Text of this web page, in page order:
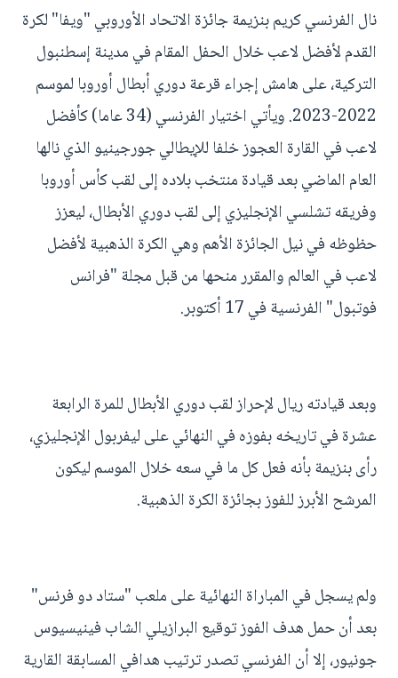
نال الفرنسي كريم بنزيمة جائزة الاتحاد الأوروبي "ويفا" لكرة
القدم لأفضل لاعب خلال الحفل المقام في مدينة إسطنبول
التركية، على هامش إجراء قرعة دوري أبطال أوروبا لموسم
2022-2023. ويأتي اختيار الفرنسي (34 عاما) كأفضل
لاعب في القارة العجوز خلفا للإيطالي جورجينيو الذي نالها
العام الماضي بعد قيادة منتخب بلاده إلى لقب كأس أوروبا
وفريقه تشلسي الإنجليزي إلى لقب دوري الأبطال، ليعزز
حظوظه في نيل الجائزة الأهم وهي الكرة الذهبية لأفضل
لاعب في العالم والمقرر منحها من قبل مجلة "فرانس
فوتبول" الفرنسية في 17 أكتوبر.
وبعد قيادته ريال لإحراز لقب دوري الأبطال للمرة الرابعة
عشرة في تاريخه بفوزه في النهائي على ليفربول الإنجليزي،
رأى بنزيمة بأنه فعل كل ما في سعه خلال الموسم ليكون
المرشح الأبرز للفوز بجائزة الكرة الذهبية.
ولم يسجل في المباراة النهائية على ملعب "ستاد دو فرنس"
بعد أن حمل هدف الفوز توقيع البرازيلي الشاب فينيسيوس
جونيور، إلا أن الفرنسي تصدر ترتيب هدافي المسابقة القارية